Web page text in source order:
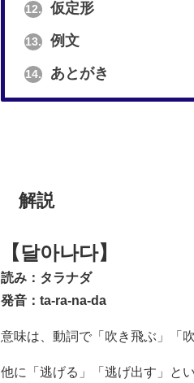
12. 仮定形
13. 例文
14. あとがき
解説
【달아나다】
読み：タラナダ
発音：ta-ra-na-da
意味は、動詞で「吹き飛ぶ」「
他に「逃げる」「逃げ出す」と